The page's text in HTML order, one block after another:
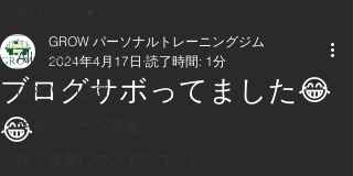
All Posts
GROWの日常
キャンペーン関連
ブログサボってました😂
😂
GROW パーソナルトレーニングジム
2024年4月17日 読了時間: 1分